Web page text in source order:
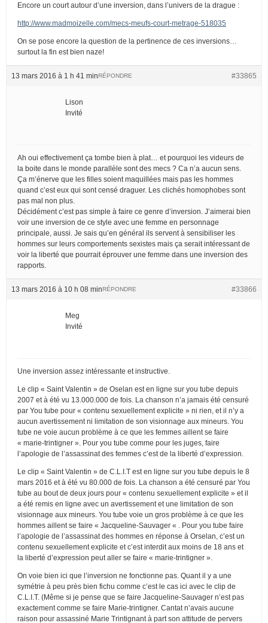
Encore un court autour d’une inversion, dans l’univers de la drague :
http://www.madmoizelle.com/mecs-meufs-court-metrage-518035
On se pose encore la question de la pertinence de ces inversions…
surtout la fin est bien naze!
13 mars 2016 à 1 h 41 min #33865
RÉPONDRE
Lison
Invité
Ah oui effectivement ça tombe bien à plat… et pourquoi les videurs de
la boite dans le monde parallèle sont des mecs ? Ca n’a aucun sens.
Ça m’énerve que les filles soient maquillées mais pas les hommes
quand c’est eux qui sont censé draguer. Les clichés homophobes sont
pas mal non plus.
Décidément c’est pas simple à faire ce genre d’inversion. J’aimerai bien
voir une inversion de ce style avec une femme en personnage
principale, aussi. Je sais qu’en général ils servent à sensibiliser les
hommes sur leurs comportements sexistes mais ça serait intéressant de
voir la liberté que pourrait éprouver une femme dans une inversion des
rapports.
13 mars 2016 à 10 h 08 min #33866
RÉPONDRE
Meg
Invité
Une inversion assez intéressante et instructive.
Le clip « Saint Valentin » de Oselan est en ligne sur you tube depuis
2007 et à été vu 13.000.000 de fois. La chanson n’a jamais été censuré
par You tube pour « contenu sexuellement explicite » ni rien, et il n’y a
aucun avertissement ni limitation de son visionnage aux mineurs. You
tube ne voie aucun problème à ce que les femmes aillent se faire
« marie-trintigner ». Pour you tube comme pour les juges, faire
l’apologie de l’assassinat des femmes c’est de la liberté d’expression.
Le clip « Saint Valentin » de C.L.I.T est en ligne sur you tube depuis le 8
mars 2016 et à été vu 80.000 de fois. La chanson a été censuré par You
tube au bout de deux jours pour « contenu sexuellement explicite » et il
a été remis en ligne avec un avertissement et une limitation de son
visionnage aux mineurs. You tube voie un gros problème à ce que les
hommes aillent se faire « Jacqueline-Sauvager « . Pour you tube faire
l’apologie de l’assassinat des hommes en réponse à Orselan, c’est un
contenu sexuellement explicite et c’est interdit aux moins de 18 ans et
la liberté d’expression peut aller se faire « marie-trintigner ».
On voie bien ici que l’inversion ne fonctionne pas. Quant il y a une
symétrie à peu près bien fichu comme c’est le cas ici avec le clip de
C.L.I.T. (Même si je pense que se faire Jacqueline-Sauvager n’est pas
exactement comme se faire Marie-trintigner. Cantat n’avais aucune
raison pour assassiné Marie Trintignant à part son attitude de pervers